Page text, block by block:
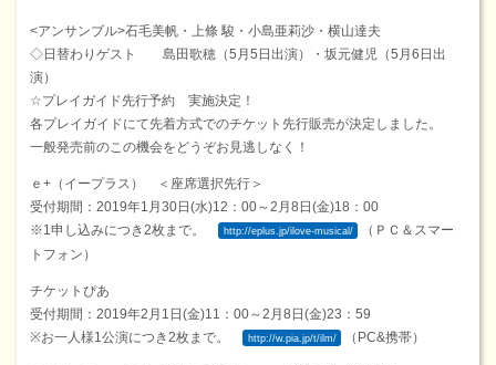
<アンサンブル>石毛美帆・上條 駿・小島亜莉沙・横山達夫
◇日替わりゲスト 島田歌穂（5月5日出演）・坂元健児（5月6日出
演）
☆プレイガイド先行予約 実施決定！
各プレイガイドにて先着方式でのチケット先行販売が決定しました。
一般発売前のこの機会をどうぞお見逃しなく！
ｅ+（イープラス） ＜座席選択先行＞
受付期間：2019年1月30日(水)12：00～2月8日(金)18：00
※1申し込みにつき2枚まで。
http://eplus.jp/ilove-musical/
（ＰＣ＆スマー
トフォン）
チケットぴあ
受付期間：2019年2月1日(金)11：00～2月8日(金)23：59
※お一人様1公演につき2枚まで。
http://w.pia.jp/t/ilm/ （PC&携帯）